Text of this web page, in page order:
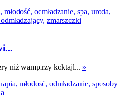
młodość, odmładzanie, spa, uroda,
zmarszczki
niż wampirzy koktajl... »
młodość, odmładzanie, sposoby